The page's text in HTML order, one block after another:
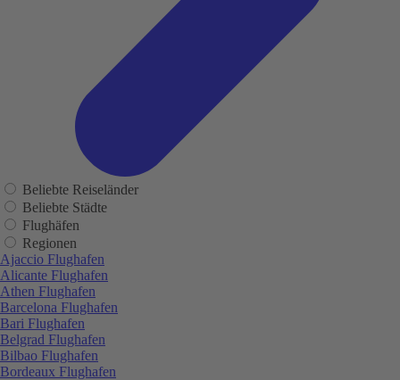
Beliebte Reiseländer
Beliebte Städte
Flughäfen
Regionen
Ajaccio Flughafen
Alicante Flughafen
Athen Flughafen
Barcelona Flughafen
Bari Flughafen
Belgrad Flughafen
Bilbao Flughafen
Bordeaux Flughafen